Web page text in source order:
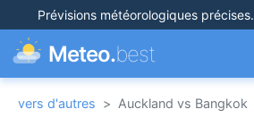
Prévisions météorologiques précises.
Meteo.best
vers d'autres > Auckland vs Bangkok